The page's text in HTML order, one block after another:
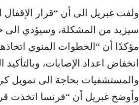
ولفت غبريل الى أن “قرار ​الإقفال​
سيزيد من المشكلة، وسيؤدي الى
مؤكدًا أن “الخطوات المنوي
انخفاض اعداد ​الإصابات​،
والمستشفيات بحاجة الى تمويل
وأوضح غبريل أن “​فرنسا​ اتخذت